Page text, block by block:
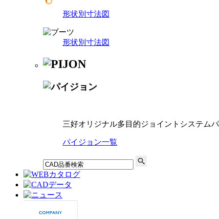
形状別寸法図
形状別寸法図
三好オリジナル多目的ジョイントシステム
パイジョン一覧